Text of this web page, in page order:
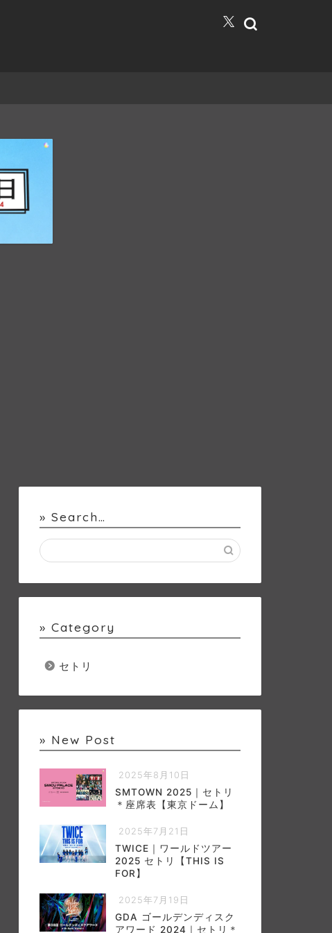
» Search…
» Category
セトリ
» New Post
2025年8月10日
SMTOWN 2025｜セトリ
＊座席表【東京ドーム】
2025年7月21日
TWICE｜ワールドツアー
2025 セトリ【THIS IS
FOR】
2025年7月19日
GDA ゴールデンディスク
アワード 2024｜セトリ＊